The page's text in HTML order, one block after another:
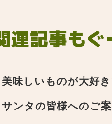
連記事もぐ
美味しいものが大好き
サンタの皆様へのご案